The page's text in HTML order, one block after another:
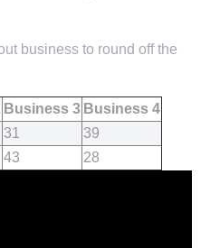
business to round off the
Business 3 Business 4
31
39
43 28